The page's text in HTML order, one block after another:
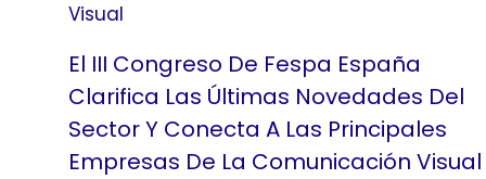
El III Congreso De Fespa España
Clarifica Las Últimas Novedades Del
Sector Y Conecta A Las Principales
Empresas De La Comunicación Visual